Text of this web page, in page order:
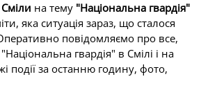
на тему "Національна гвардія"
яка ситуація зараз, що сталося
повідомляємо про все,
гвардія" в Смілі і на
події за останню годину, фото,